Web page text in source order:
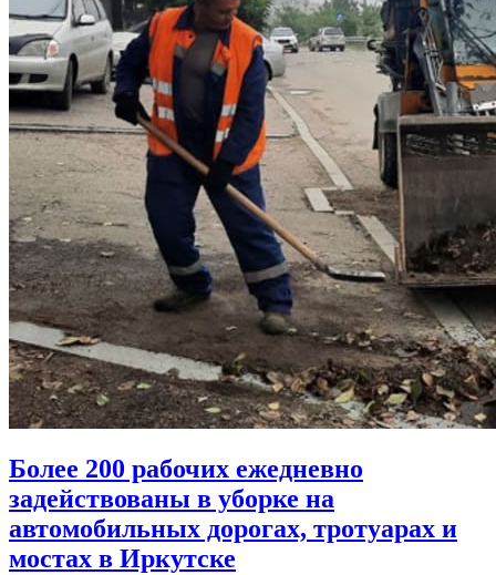
Более 200 рабочих ежедневно
задействованы в уборке на
автомобильных дорогах, тротуарах и
мостах в Иркутске